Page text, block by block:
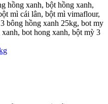
hồng xanh, bột hồng xanh,
mì cái lân, bột mì vimaflour,
bông hồng xanh 25kg, bot my
bot hong xanh, bột mỳ 3